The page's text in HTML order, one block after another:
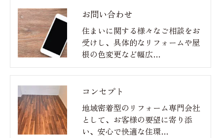
お問い合わせ
住まいに関する様々なご相談をお
受けし、具体的なリフォームや屋
根の色変更など幅広…
コンセプト
地域密着型のリフォーム専門会社
として、お客様の要望に寄り添
い、安心で快適な住環…